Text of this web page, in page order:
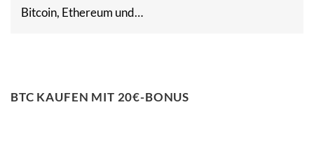
Bitcoin, Ethereum und…
BTC KAUFEN MIT 20€-BONUS